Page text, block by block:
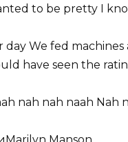
to be pretty I
We fed
have seen the
nah nah naah Nah